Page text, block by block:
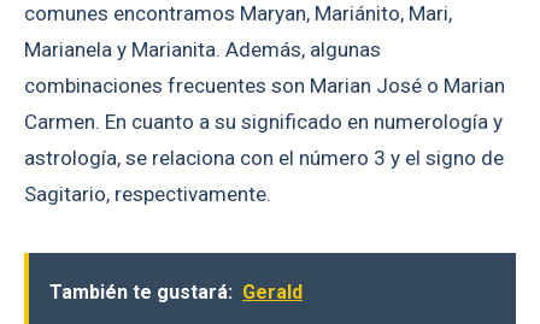
comunes encontramos Maryan, Mariánito, Mari,
Marianela y Marianita. Además, algunas
combinaciones frecuentes son Marian José o Marian
Carmen. En cuanto a su significado en numerología y
astrología, se relaciona con el número 3 y el signo de
Sagitario, respectivamente.
También te gustará: Gerald